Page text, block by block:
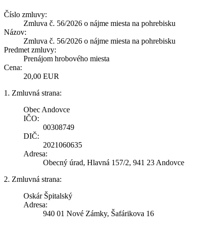
Číslo zmluvy:
Zmluva č. 56/2026 o nájme miesta na pohrebisku
Názov:
Zmluva č. 56/2026 o nájme miesta na pohrebisku
Predmet zmluvy:
Prenájom hrobového miesta
Cena:
20,00 EUR
1. Zmluvná strana:
Obec Andovce
IČO:
00308749
DIČ:
2021060635
Adresa:
Obecný úrad, Hlavná 157/2, 941 23 Andovce
2. Zmluvná strana:
Oskár Špitalský
Adresa:
940 01 Nové Zámky, Šafárikova 16